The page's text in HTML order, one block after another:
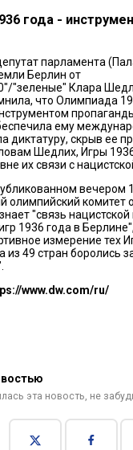
года -
парламента
Берлин от
"зеленые" Клара
что Олимпиада
ему
диктатуру, скрыв ее
Шедлих, Игры
их связи с
вечером
комитет
"связь
1936 года в Берлине",
измерение тех
из 49 стран боролись
www.dw.com/ru/
эта новость, не